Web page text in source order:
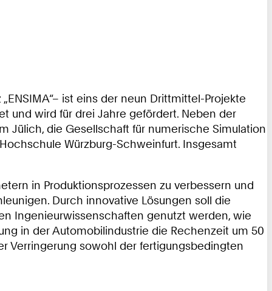
ist eins der neun Drittmittel-Projekte
und wird für drei Jahre gefördert. Neben der
Jülich, die Gesellschaft für numerische Simulation
Würzburg-Schweinfurt. Insgesamt
in Produktionsprozessen zu verbessern und
Durch innovative Lösungen soll die
Ingenieurwissenschaften genutzt werden, wie
in der Automobilindustrie die Rechenzeit um 50
Verringerung sowohl der fertigungsbedingten